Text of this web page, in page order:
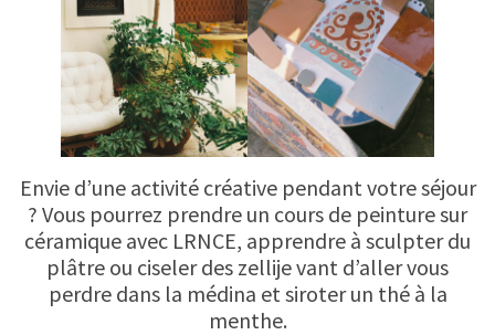
Envie d’une activité créative pendant votre séjour
? Vous pourrez prendre un cours de peinture sur
céramique avec LRNCE, apprendre à sculpter du
plâtre ou ciseler des zellije vant d’aller vous
perdre dans la médina et siroter un thé à la
menthe.